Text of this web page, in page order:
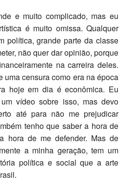
e muito complicado, mas eu
é muito omissa. Qualquer
política, grande parte da classe
não quer dar opinião, porque
na carreira deles.
uma censura como era na época
hoje em dia é econômica. Eu
vídeo sobre isso, mas devo
até para não me prejudicar
tenho que saber a hora de
hora de me defender. Mas de
a minha geração, tem um
política e social que a arte